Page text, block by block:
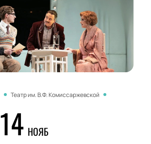
Театр им. В.Ф. Комиссаржевской
14 НОЯБ